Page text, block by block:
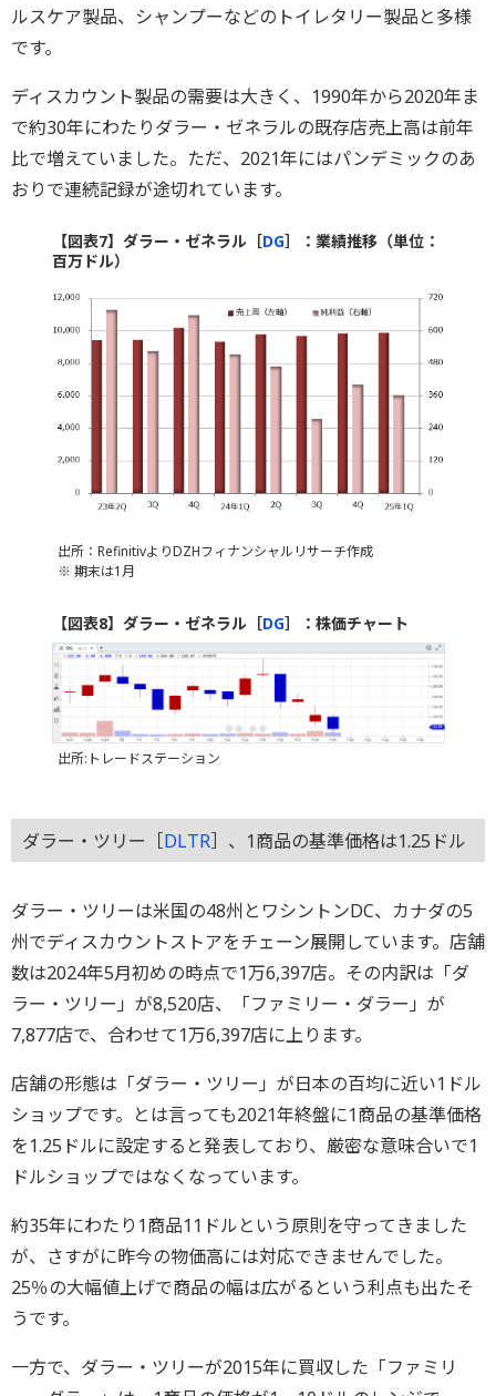
ルスケア製品、シャンプーなどのトイレタリー製品と多様
です。
ディスカウント製品の需要は大きく、1990年から2020年ま
で約30年にわたりダラー・ゼネラルの既存店売上高は前年
比で増えていました。ただ、2021年にはパンデミックのあ
おりで連続記録が途切れています。
【図表7】ダラー・ゼネラル［DG］：業績推移（単位：
百万ドル）
出所：RefinitivよりDZHフィナンシャルリサーチ作成
※ 期末は1月
【図表8】ダラー・ゼネラル［DG］：株価チャート
出所:トレードステーション
ダラー・ツリー［DLTR］、1商品の基準価格は1.25ドル
ダラー・ツリーは米国の48州とワシントンDC、カナダの5
州でディスカウントストアをチェーン展開しています。店舗
数は2024年5月初めの時点で1万6,397店。その内訳は「ダ
ラー・ツリー」が8,520店、「ファミリー・ダラー」が
7,877店で、合わせて1万6,397店に上ります。
店舗の形態は「ダラー・ツリー」が日本の百均に近い1ドル
ショップです。とは言っても2021年終盤に1商品の基準価格
を1.25ドルに設定すると発表しており、厳密な意味合いで1
ドルショップではなくなっています。
約35年にわたり1商品11ドルという原則を守ってきました
が、さすがに昨今の物価高には対応できませんでした。
25％の大幅値上げで商品の幅は広がるという利点も出たそ
うです。
一方で、ダラー・ツリーが2015年に買収した「ファミリ